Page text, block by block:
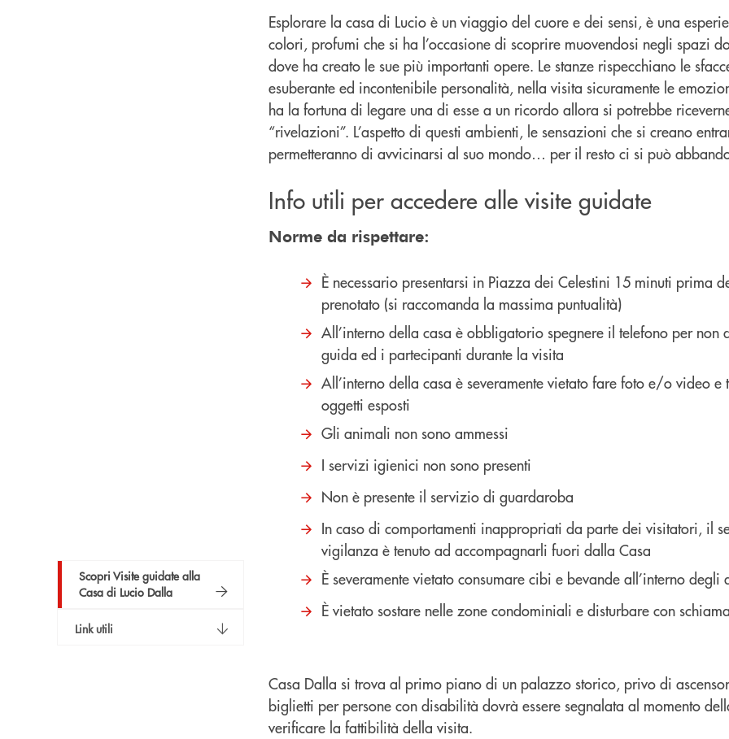
Scopri Visite guidate alla
Casa di Lucio Dalla
Link utili
Esplorare la casa di Lucio è un viaggio del cuore e dei sensi, è una
colori, profumi che si ha l’occasione di scoprire muovendosi negli spazi
dove ha creato le sue più importanti opere. Le stanze rispecchiano le
esuberante ed incontenibile personalità, nella visita sicuramente le
ha la fortuna di legare una di esse a un ricordo allora si potrebbe
“rivelazioni”. L’aspetto di questi ambienti, le sensazioni che si creano
permetteranno di avvicinarsi al suo mondo… per il resto ci si può
Info utili per accedere alle visite guidate
Norme da rispettare:
È necessario presentarsi in Piazza dei Celestini 15 minuti prima
prenotato (si raccomanda la massima puntualità)
All’interno della casa è obbligatorio spegnere il telefono per non
guida ed i partecipanti durante la visita
All’interno della casa è severamente vietato fare foto e/o video e
oggetti esposti
Gli animali non sono ammessi
I servizi igienici non sono presenti
Non è presente il servizio di guardaroba
In caso di comportamenti inappropriati da parte dei visitatori, il
vigilanza è tenuto ad accompagnarli fuori dalla Casa
È severamente vietato consumare cibi e bevande all’interno degli
È vietato sostare nelle zone condominiali e disturbare con
Casa Dalla si trova al primo piano di un palazzo storico, privo di
biglietti per persone con disabilità dovrà essere segnalata al momento
verificare la fattibilità della visita.